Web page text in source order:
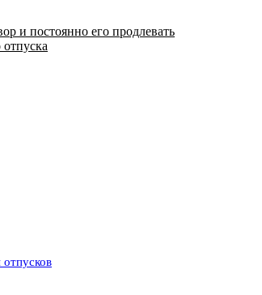
и постоянно его продлевать
отпусков